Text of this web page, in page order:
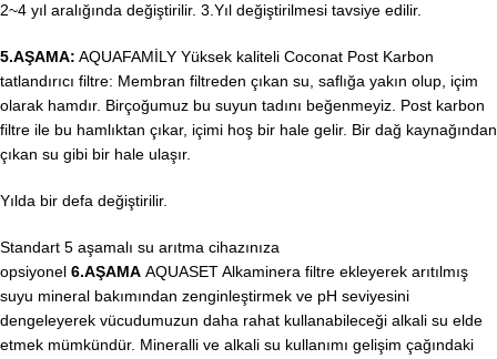
2~4 yıl aralığında değiştirilir. 3.Yıl değiştirilmesi tavsiye edilir.
5.AŞAMA: AQUAFAMİLY Yüksek kaliteli Coconat Post Karbon
tatlandırıcı filtre: Membran filtreden çıkan su, saflığa yakın olup, içim
olarak hamdır. Birçoğumuz bu suyun tadını beğenmeyiz. Post karbon
filtre ile bu hamlıktan çıkar, içimi hoş bir hale gelir. Bir dağ kaynağından
çıkan su gibi bir hale ulaşır.
Yılda bir defa değiştirilir.
Standart 5 aşamalı su arıtma cihazınıza
opsiyonel 6.AŞAMA AQUASET Alkaminera filtre ekleyerek arıtılmış
suyu mineral bakımından zenginleştirmek ve pH seviyesini
dengeleyerek vücudumuzun daha rahat kullanabileceği alkali su elde
etmek mümkündür. Mineralli ve alkali su kullanımı gelişim çağındaki